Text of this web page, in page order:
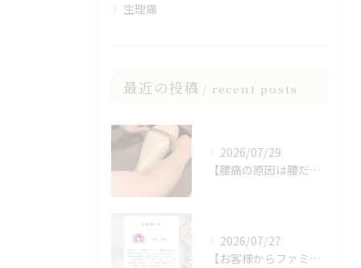
生理痛
最近の投稿 recent posts
2026/07/29
【腰痛の原因は腰だけじゃない？】
2026/07/27
【お客様からファミリア整体院の口コミをいただきました】